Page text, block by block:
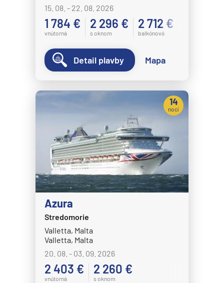
15. 08. - 22. 08. 2026
1 784 €
vnútorná
2 296 €
s oknom
2 712 €
balkónová
Detail plavby Mapa
Azura
Stredomorie
Valletta, Malta
Valletta, Malta
20. 08. - 03. 09. 2026
2 403 €
vnútorná
2 260 €
s oknom
14
nocí